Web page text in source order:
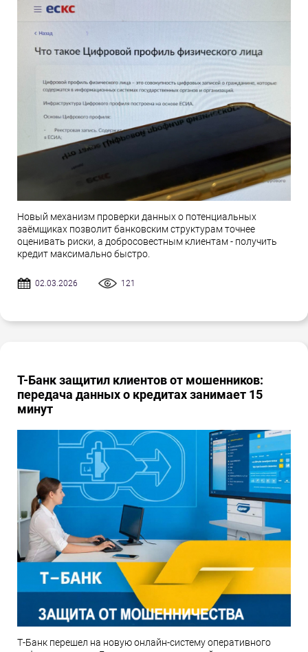
Новый механизм проверки данных о потенциальных
заёмщиках позволит банковским структурам точнее
оценивать риски, а добросовестным клиентам - получить
кредит максимально быстро.
02.03.2026 121
Т-Банк защитил клиентов от мошенников:
передача данных о кредитах занимает 15
минут
Т-Банк перешел на новую онлайн-систему оперативного